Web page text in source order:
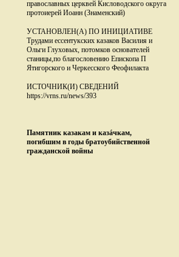
православных церквей Кисловодского округа
протоиерей Иоанн (Знаменский)
УСТАНОВЛЕН(А) ПО ИНИЦИАТИВЕ
Трудами ессентукских казаков Василия и
Ольги Глуховых, потомков основателей
станицы,по благословению Епископа П
Ятигорского и Черкесского Феофилакта
ИСТОЧНИК(И) СВЕДЕНИЙ
https://vrns.ru/news/393
Памятник казакам и казáчкам,
погибшим в годы братоубийственной
гражданской войны